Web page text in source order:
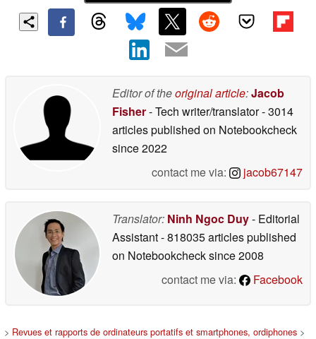
Editor of theoriginal article:Jacob
Fisher- Tech writer/translator- 3014
articles published on Notebookcheck
since 2022
contact me via:
jacob67147
Translator: Ninh Ngoc Duy- Editorial
Assistant- 818035 articles published
on Notebookchecksince 2008
contact me via:
Facebook
> Revues et rapports de ordinateurs portatifs et smartphones, ordiphones >